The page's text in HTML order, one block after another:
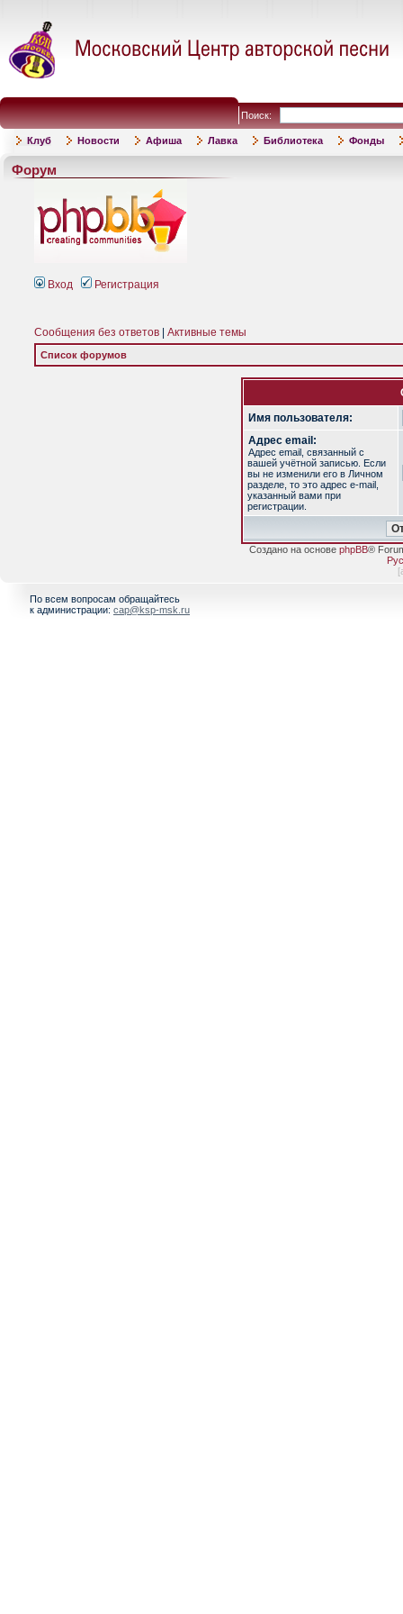
Поиск:
Клуб Новости Афиша Лавка Библиотека Фонды
Форум
Вход Регистрация
Сообщения без ответов Активные темы
Список форумов
Имя пользователя:
Адрес email:
Адрес email, связанный с
вашей учётной записью. Если
вы не изменили его в Личном
разделе, то это адрес e-mail,
указанный вами при
регистрации.
Создано на основе phpBB®
[
По всем вопросам обращайтесь
к администрации: cap@ksp-msk.ru